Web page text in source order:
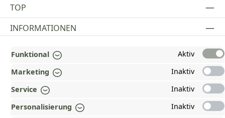
TOP
INFORMATIONEN
GESETZLICHE INFORMATIONEN
ZAHLUNGS- UND VERSANDARTEN
AUSGEZEICHNET UND ZERTIFIZIERT!
WARUM HEAD-SHOP.DE?
Funktional
Aktiv
Marketing
Inaktiv
Service
Inaktiv
Personalisierung
Inaktiv